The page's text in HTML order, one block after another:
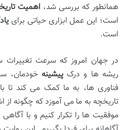
همانطور که بررسی شد، اهمیت
است؛ این عمل ابزاری حیاتی برای
است.
در جهان امروز که سرعت
ریشه ها و درکپیشینه خودمان،
فناوری ها، به ما کمک می کند تا با
تاریخچه به ما می آموزد که چگونه
موفقیت ها را تکرار کنیم و با